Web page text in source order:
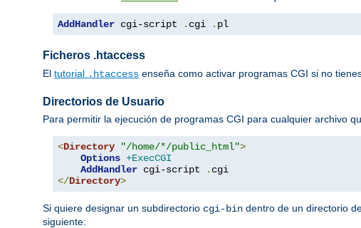
AddHandler cgi-script . cgi . pl
Ficheros .htaccess
El tutorial .htaccess enseña como activar programas CGI si no
Directorios de Usuario
Para permitir la ejecución de programas CGI para cualquier archivo
<Directory "/home/*/public_html">
Options +ExecCGI
AddHandler cgi-script .
</Directory>
Si quiere designar un subdirectorio cgi-bin dentro de un directorio
siguiente: